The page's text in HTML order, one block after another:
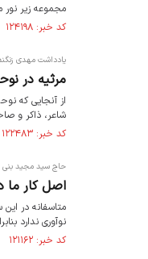
مجموعه زیر
کد خبر: ۱۲۴۱۹۸ تاریخ انتشار : ۱۴۰۱/۰۸/۰۵
یادداشت مهدی
مرثیه در
از آنجایی که
شاعر، ذاکر و
کد خبر: ۱۲۲۴۸۳ تاریخ انتشار : ۱۴۰۱/۰۲/۲۴
حاج سید مجید بنی
اصل کار ما
نوآوری ندارد
کد خبر: ۱۲۱۱۶۲ تاریخ انتشار : ۱۴۰۰/۱۰/۰۶